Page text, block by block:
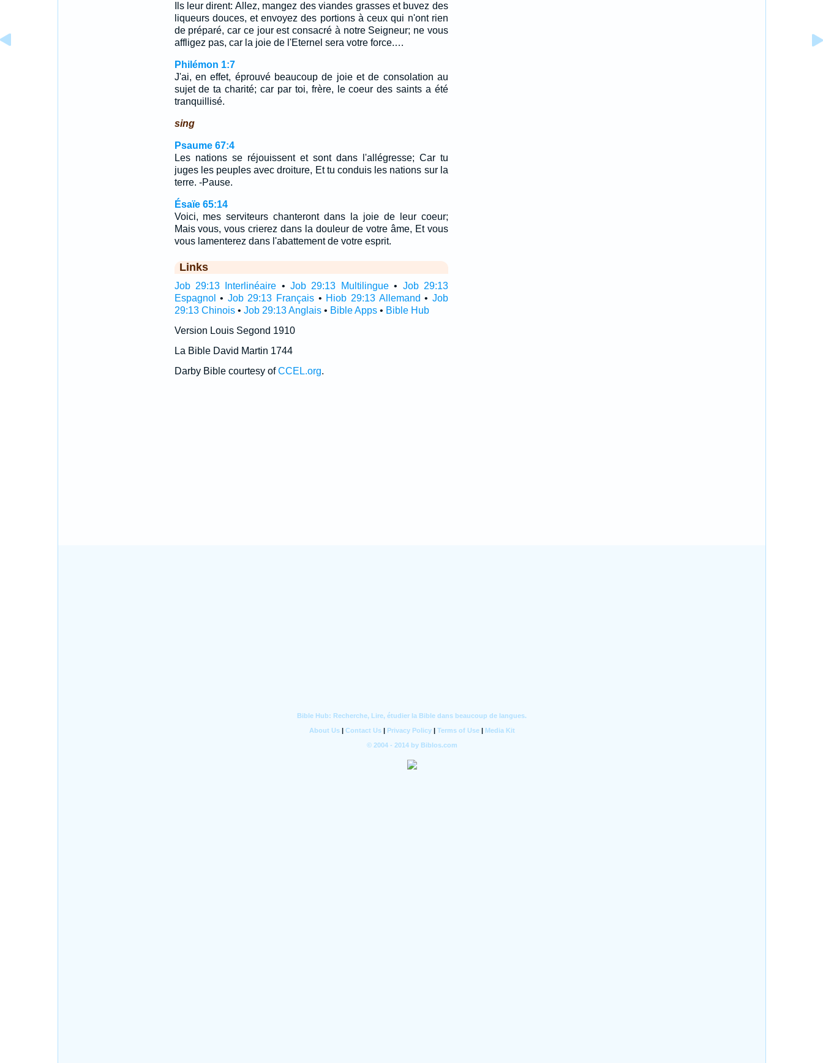
Ils leur dirent: Allez, mangez des viandes grasses et buvez des
liqueurs douces, et envoyez des portions à ceux qui n'ont rien
de préparé, car ce jour est consacré à notre Seigneur; ne vous
affligez pas, car la joie de l'Eternel sera votre force.…
Philémon 1:7
J'ai, en effet, éprouvé beaucoup de joie et de consolation au
sujet de ta charité; car par toi, frère, le coeur des saints a été
tranquillisé.
sing
Psaume 67:4
Les nations se réjouissent et sont dans l'allégresse; Car tu
juges les peuples avec droiture, Et tu conduis les nations sur la
terre. -Pause.
Ésaïe 65:14
Voici, mes serviteurs chanteront dans la joie de leur coeur;
Mais vous, vous crierez dans la douleur de votre âme, Et vous
vous lamenterez dans l'abattement de votre esprit.
Links
Job 29:13 Interlinéaire •Job 29:13 Multilingue• Job 29:13
Espagnol • Job 29:13 Français • Hiob 29:13 Allemand • Job
29:13 Chinois• Job 29:13 Anglais• Bible Apps• Bible Hub
Version Louis Segond 1910
La Bible David Martin 1744
Darby Bible courtesy ofCCEL.org.